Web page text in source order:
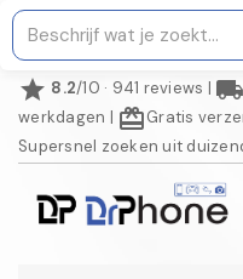
star 8.2/10 · 941 reviews | local_shipping
werkdagen | redeemGratis
Supersnel zoeken uit